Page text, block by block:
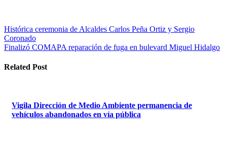
Navegación
de
Histórica ceremonia de Alcaldes Carlos Peña Ortiz y Sergio
Coronado
Finalizó COMAPA reparación de fuga en bulevard Miguel Hidalgo
Related Post
Vigila Dirección de Medio Ambiente permanencia de
vehículos abandonados en vía pública